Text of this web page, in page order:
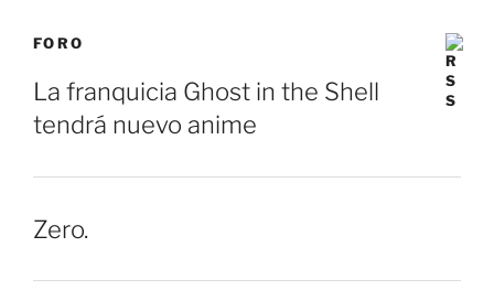
FORO
La franquicia Ghost in the Shell
tendrá nuevo anime
Zero.